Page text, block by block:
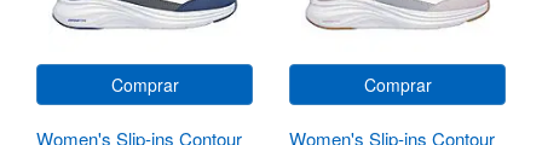
Comprar
Women's Slip-ins Contour
Comprar
Women's Slip-ins Contour